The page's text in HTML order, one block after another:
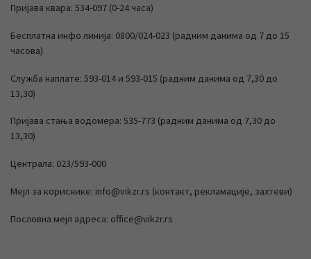
Пријава квара: 534-097 (0-24 часа)
Бесплатна инфо линија: 0800/024-023 (радним данима од 7 до 15
часова)
Служба наплате: 593-014 и 593-015 (радним данима од 7,30 до
13,30)
Пријава стања водомера: 535-773 (радним данима од 7,30 до
13,30)
Централа: 023/593-000
Мејл за кориснике: info@vikzr.rs (контакт, рекламације, захтеви)
Пословна мејл адреса: office@vikzr.rs